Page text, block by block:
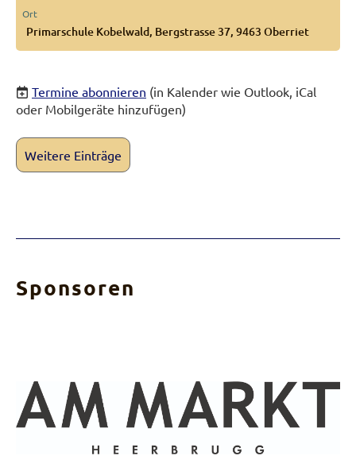
Ort
Primarschule Kobelwald, Bergstrasse 37, 9463 Oberriet
Termine abonnieren (in Kalender wie Outlook, iCal
oder Mobilgeräte hinzufügen)
Weitere Einträge
Sponsoren